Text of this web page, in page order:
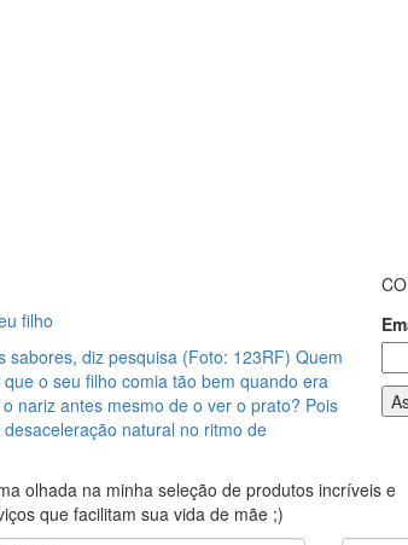
filho
sabores, diz pesquisa (Foto: 123RF) Quem
o seu filho comia tão bem quando era
nariz antes mesmo de o ver o prato? Pois
natural no ritmo de
olhada na minha seleção de produtos incríveis e
que facilitam sua vida de mãe ;)